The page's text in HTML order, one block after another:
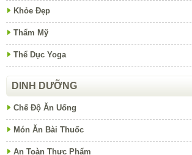
Khỏe Đẹp
Thẩm Mỹ
Thể Dục Yoga
DINH DƯỠNG
Chế Độ Ăn Uống
Món Ăn Bài Thuốc
An Toàn Thực Phẩm